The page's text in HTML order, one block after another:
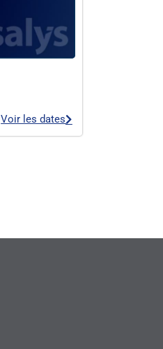
Voir les dates